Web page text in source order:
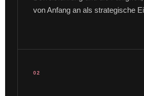
von Anfang an als strategische
02